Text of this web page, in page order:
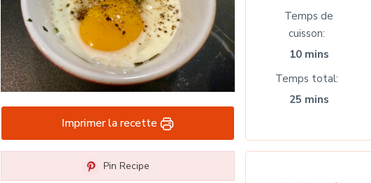
Imprimer la recette
Pin Recipe
Temps de
cuisson
10 mins
Temps total
25 mins